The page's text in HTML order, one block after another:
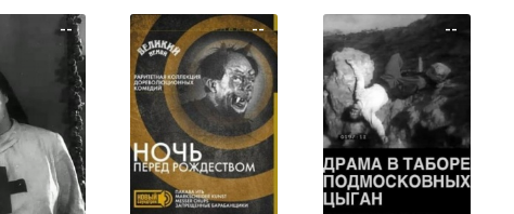
-- -- --